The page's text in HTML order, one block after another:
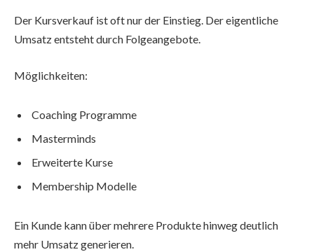
Der Kursverkauf ist oft nur der Einstieg. Der eigentliche
Umsatz entsteht durch Folgeangebote.
Möglichkeiten:
Coaching Programme
Masterminds
Erweiterte Kurse
Membership Modelle
Ein Kunde kann über mehrere Produkte hinweg deutlich
mehr Umsatz generieren.